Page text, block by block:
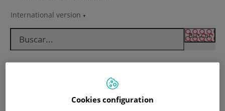
Selector
idioma
International version
Cookies configuration